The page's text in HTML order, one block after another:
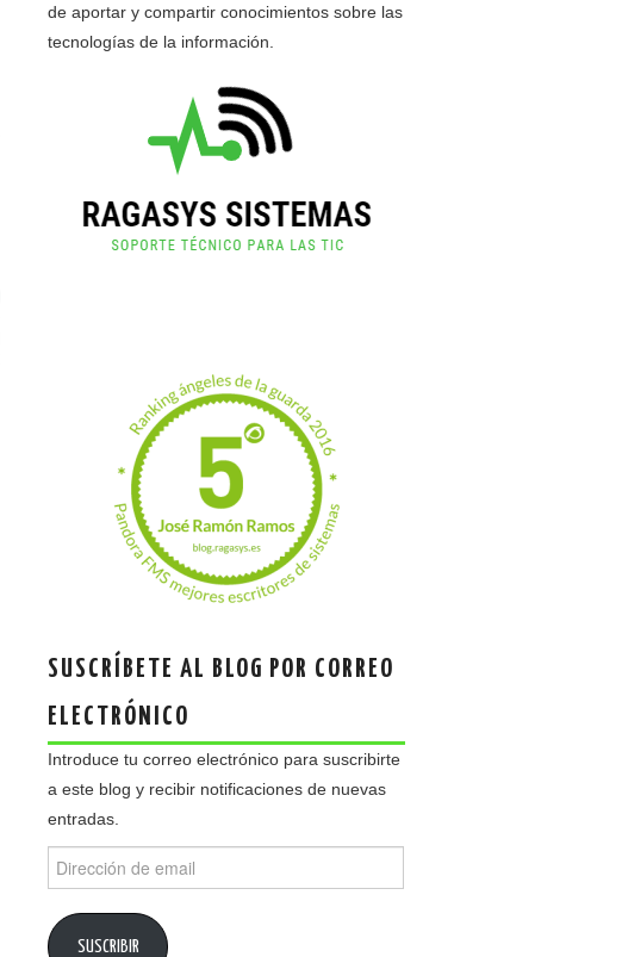
de aportar y compartir conocimientos sobre las
tecnologías de la información.
SUSCRÍBETE AL BLOG POR CORREO
ELECTRÓNICO
Introduce tu correo electrónico para suscribirte
a este blog y recibir notificaciones de nuevas
entradas.
de
SUSCRIBIR